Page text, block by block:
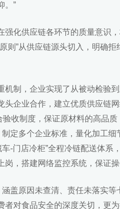
。”
化供应链各环节的质量意识
则”从供应链源头切入，明确
制，企业实现了从被动检验
企业合作，建立优质供应链
收制度，保证原材料的高品
定多个企业标准，量化加工
-门店冷柜”全程冷链配送体系
，搭建网络监控系统，保证操
盖原因未查清、责任未落实等
对食品安全的深度关切，更